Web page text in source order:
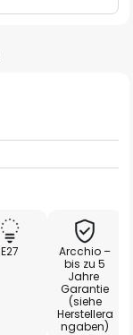
E27
Arcchio –
bis zu 5
Jahre
Garantie
(siehe
Herstellera
ngaben)